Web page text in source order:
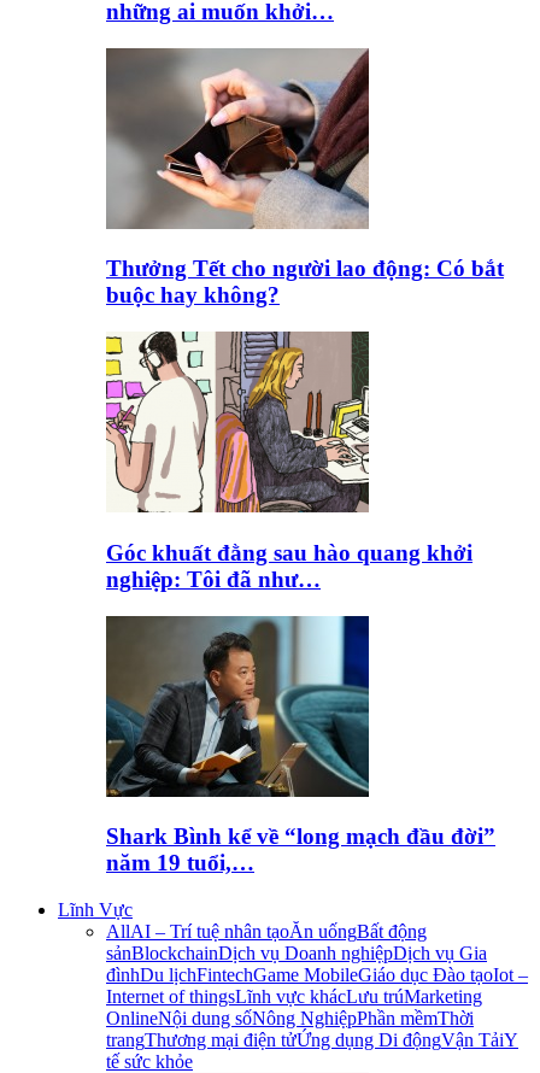
những ai muốn khởi…
Thưởng Tết cho người lao động: Có bắt
buộc hay không?
Góc khuất đằng sau hào quang khởi
nghiệp: Tôi đã như…
Shark Bình kể về “long mạch đầu đời”
năm 19 tuổi,…
Lĩnh Vực
AllAI – Trí tuệ nhân tạoĂn uốngBất động
sảnBlockchainDịch vụ Doanh nghiệpDịch vụ Gia
đìnhDu lịchFintechGame MobileGiáo dục Đào tạoIot –
Internet of thingsLĩnh vực khácLưu trúMarketing
OnlineNội dung sốNông NghiệpPhần mềmThời
trangThương mại điện tửỨng dụng Di độngVận TảiY
tế sức khỏe